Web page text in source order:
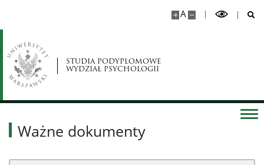
A
STUDIA PODYPLOMOWE
WYDZIAŁ PSYCHOLOGII
Ważne dokumenty